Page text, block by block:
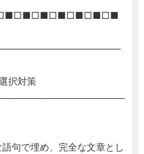
択対策
句で埋め、完全な文章とし